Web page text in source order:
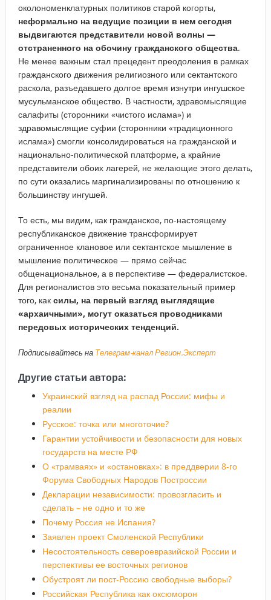
околономенклатурных политиков старой когорты,
неформально на ведущие позиции в нем сегодня
выдвигаются представители новой волны —
отстраненного на обочину гражданского общества.
Не менее важным стал прецедент преодоления в рамках
гражданского движения религиозного или сектантского
раскола, разъедавшего долгое время изнутри ингушское
мусульманское общество. В частности, здравомыслящие
салафиты (сторонники «чистого ислама») и
здравомыслящие суфии (сторонники «традиционного
ислама») смогли консолидироваться на гражданской и
национально-политической платформе, а крайние
представители обоих лагерей, не желающие этого делать,
по сути оказались маргинализированы по отношению к
большинству ингушей.
То есть, мы видим, как гражданское, по-настоящему
республиканское движение трансформирует
ограниченное клановое или сектантское мышление в
мышление политическое — прямо сейчас
общенациональное, а в перспективе — федералистское.
Для регионалистов это весьма показательный пример
того, как силы, на первый взгляд выглядящие
«архаичными», могут оказаться проводниками
передовых исторических тенденций.
Подписывайтесь на Телеграм-канал Регион.Эксперт
Другие статьи автора:
Украинский взгляд на распад России: мифы и
реалии
Русское: точка или многоточие?
Гарантии устойчивости и безопасности для новых
государств на месте РФ
О «трамваях» и «остановках»: в преддверии 8-го
Форума Свободных Народов Построссии
Декларации независимости: провозгласить и
сделать – не одно и то же
Почему Россия не Испания?
Заявлен проект Смоленской Республики
Несостоятельность североевразийской России и
перспективы ее восточных регионов
Обустроят ли пост-Россию свободные выборы?
Российская Республика как оксюморон